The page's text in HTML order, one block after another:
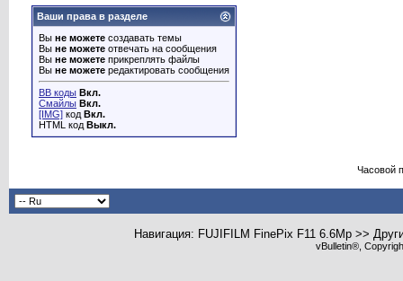
Ваши права в разделе
Вы не можете создавать темы
Вы не можете отвечать на сообщения
Вы не можете прикреплять файлы
Вы не можете редактировать сообщения
BB коды Вкл.
Смайлы Вкл.
[IMG] код Вкл.
HTML код Выкл.
Часовой
Навигация: FUJIFILM FinePix F11 6.6Mp >>
vBulletin®,